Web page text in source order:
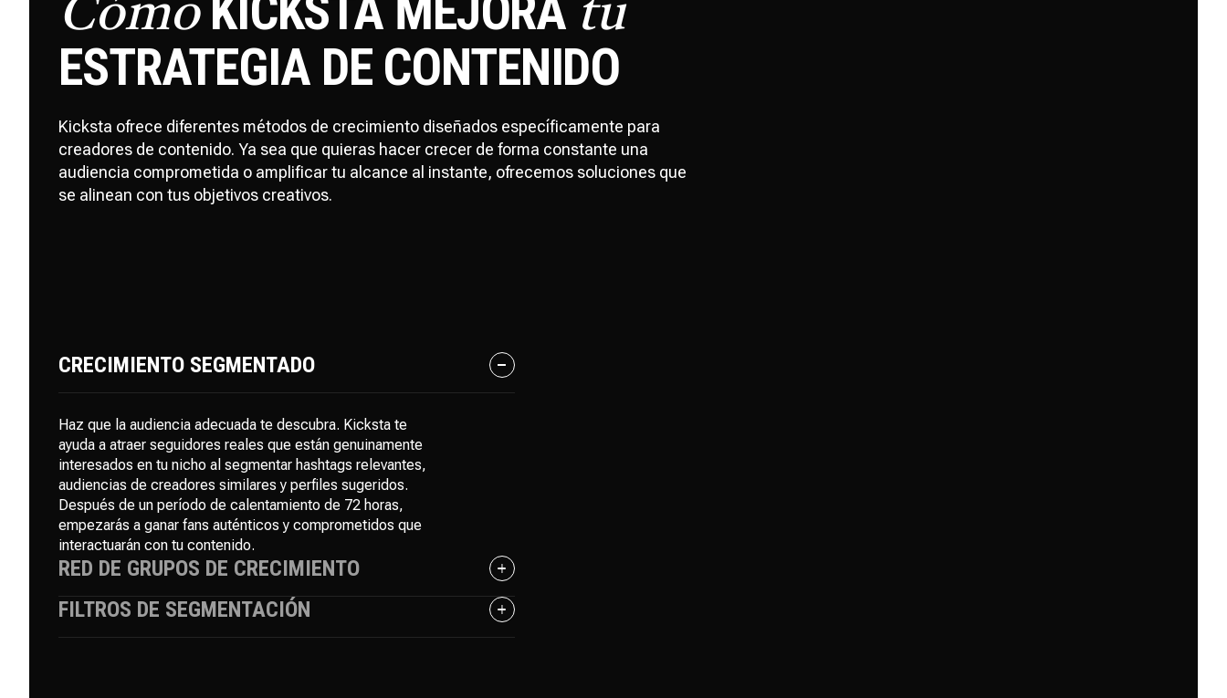
Cómo tu
ESTRATEGIA DE CONTENIDO
Kicksta ofrece diferentes métodos de crecimiento diseñados específicamente para
creadores de contenido. Ya sea que quieras hacer crecer de forma constante una
audiencia comprometida o amplificar tu alcance al instante, ofrecemos soluciones que
se alinean con tus objetivos creativos.
CRECIMIENTO SEGMENTADO
Haz que la audiencia adecuada te descubra. Kicksta te
ayuda a atraer seguidores reales que están genuinamente
interesados en tu nicho al segmentar hashtags relevantes,
audiencias de creadores similares y perfiles sugeridos.
Después de un período de calentamiento de 72 horas,
empezarás a ganar fans auténticos y comprometidos que
interactuarán con tu contenido.
RED DE GRUPOS DE CRECIMIENTO
FILTROS DE SEGMENTACIÓN